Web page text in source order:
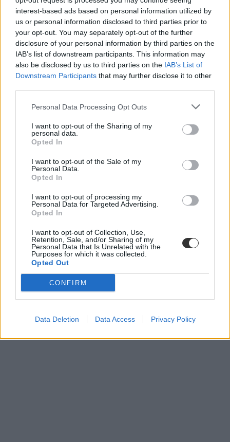
interest-based ads based on personal information utilized by
us or personal information disclosed to third parties prior to
your opt-out. You may separately opt-out of the further
disclosure of your personal information by third parties on the
IAB’s list of downstream participants. This information may
also be disclosed by us to third parties on the IAB’s List of
Downstream Participants that may further disclose it to other
Personal Data Processing Opt Outs
I want to opt-out of the Sharing of my
personal data.
Opted In
I want to opt-out of the Sale of my
Personal Data.
Opted In
I want to opt-out of processing my
Personal Data for Targeted Advertising.
Opted In
I want to opt-out of Collection, Use,
Retention, Sale, and/or Sharing of my
Personal Data that Is Unrelated with the
Purposes for which it was collected.
Opted Out
CONFIRM
Data Deletion Data Access Privacy Policy
MÁV
tömegközlekedés
MÁV menetrend
országbérlet